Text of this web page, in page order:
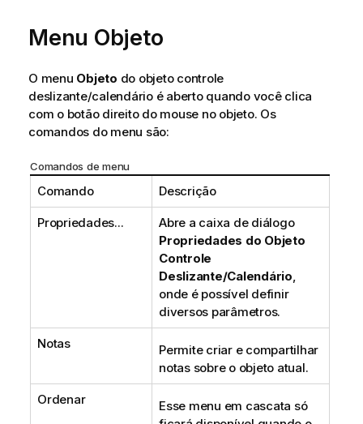
Menu Objeto
O menu Objeto do objeto controle
deslizante/calendário é aberto quando você clica
com o botão direito do mouse no objeto. Os
comandos do menu são:
Comandos de menu
Comando Descrição
Propriedades...
Abre a caixa de diálogo
Propriedades do Objeto
Controle
Deslizante/Calendário,
onde é possível definir
diversos parâmetros.
Notas
Permite criar e compartilhar
notas sobre o objeto atual.
Ordenar
Esse menu em cascata só